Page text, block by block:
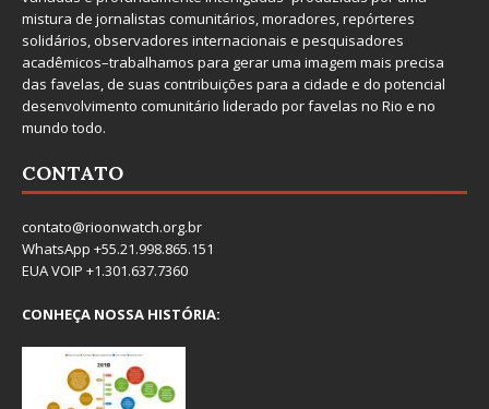
mistura de jornalistas comunitários, moradores, repórteres
solidários, observadores internacionais e pesquisadores
acadêmicos–trabalhamos para gerar uma imagem mais precisa
das favelas, de suas contribuições para a cidade e do potencial
desenvolvimento comunitário liderado por favelas no Rio e no
mundo todo.
CONTATO
contato@rioonwatch.org.br
WhatsApp +55.21.998.865.151
EUA VOIP +1.301.637.7360
CONHEÇA NOSSA HISTÓRIA: